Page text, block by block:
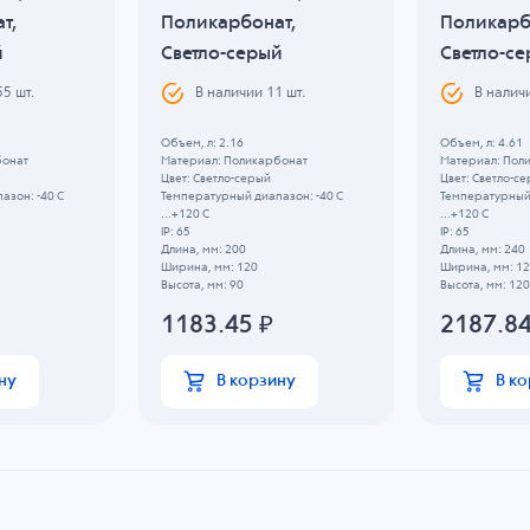
шт.
-40 C
Поликарбонат,
Светло-серый
В наличии 11 шт.
Объем, л: 2.16
Материал: Поликарбонат
Цвет: Светло-серый
Температурный диапазон: -40 C
...+120 C
IP: 65
Длина, мм: 200
Ширина, мм: 120
Высота, мм: 90
1183.45 ₽
В корзину
Светло-
В
Объем, л: 4.61
Материал:
Цвет: Светло-
...+120 C
IP: 65
Длина, мм: 240
Ширина, мм:
Высота, мм: 120
В